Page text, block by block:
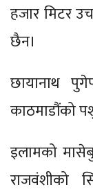
हजार मिटर
छैन।
छायानाथ
काठमाडौंको
इलामको
राजवंशीको